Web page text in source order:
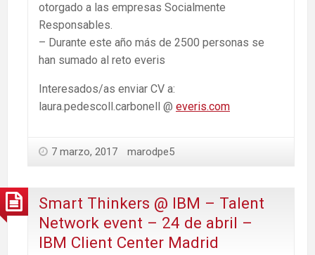
otorgado a las empresas Socialmente
Responsables.
– Durante este año más de 2500 personas se
han sumado al reto everis
Interesados/as enviar CV a:
laura.pedescoll.carbonell @ everis.com
7 marzo, 2017 marodpe5
Smart Thinkers @ IBM – Talent
Network event – 24 de abril –
IBM Client Center Madrid